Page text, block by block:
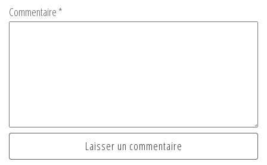
Commentaire *